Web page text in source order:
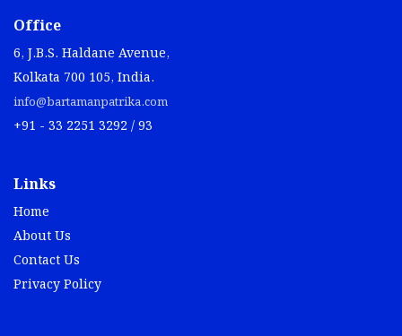
Office
6, J.B.S. Haldane Avenue,
Kolkata 700 105, India.
info@bartamanpatrika.com
+91 - 33 2251 3292 / 93
Links
Home
About Us
Contact Us
Privacy Policy